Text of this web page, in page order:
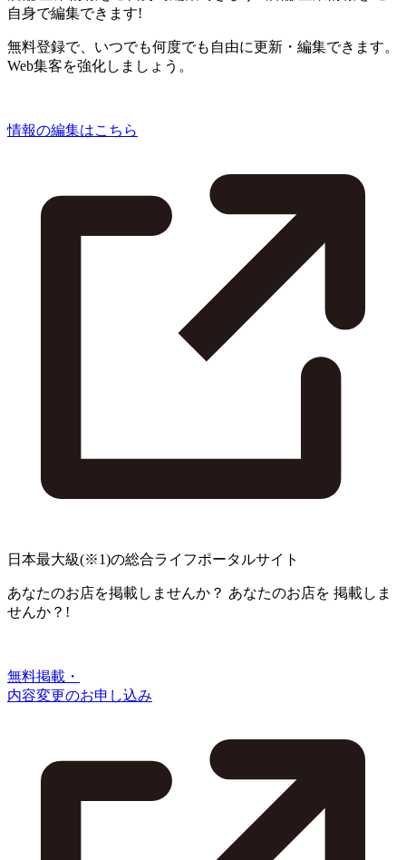
自身で編集できます!
無料登録で、いつでも何度でも自由に更新・編集できます。
Web集客を強化しましょう。
情報の編集はこちら
日本最大級(※1)の総合ライフポータルサイト
あなたのお店を掲載しませんか？ あなたのお店を 掲載しま
せんか？!
無料掲載・
内容変更のお申し込み